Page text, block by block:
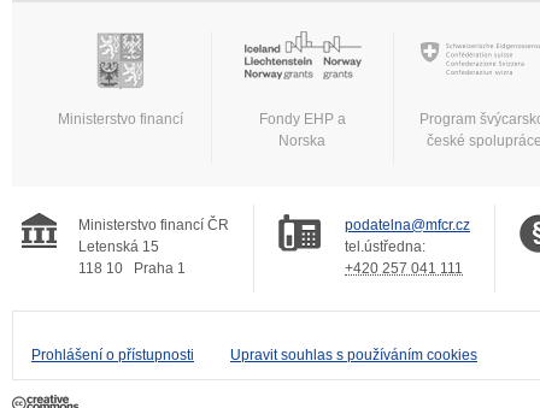
Ministerstvo financí
Fondy EHP a
Norska
Program
české
Ministerstvo financí ČR
Letenská 15
118 10
Praha 1
podatelna@mfcr.cz
tel.ústředna:
+420 257 041 111
Prohlášení o přístupnosti Upravit souhlas s používáním cookies